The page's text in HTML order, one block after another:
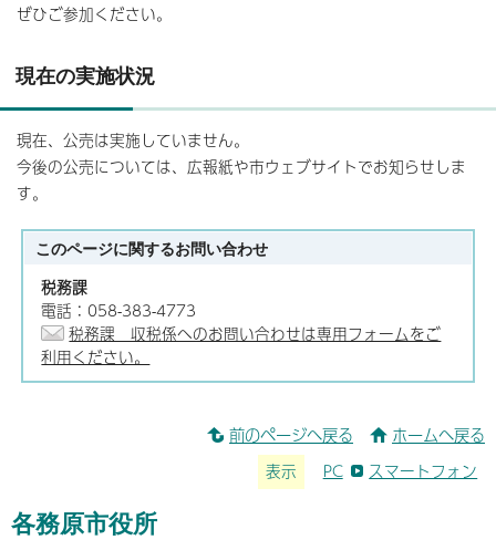
ぜひご参加ください。
現在の実施状況
現在、公売は実施していません。
今後の公売については、広報紙や市ウェブサイトでお知らせしま
す。
このページに関するお問い合わせ
税務課
電話：058-383-4773
税務課 収税係へのお問い合わせは専用フォームをご
利用ください。
前のページへ戻る ホームへ戻る
表示 PC スマートフォン
各務原市役所